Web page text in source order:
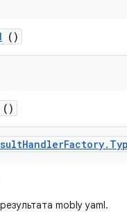
()
()
HandlerFactory.
mobly yaml.